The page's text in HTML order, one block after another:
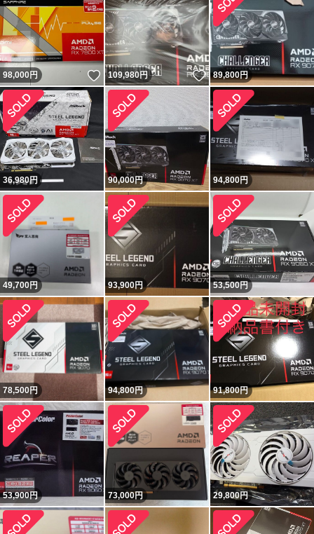
98,000円 いいね！
109,980円 いいね！
89,800円
36,980円 90,000円 94,800円
49,700円 93,900円 53,500円
78,500円 94,800円 91,800円
53,900円 73,000円 29,800円